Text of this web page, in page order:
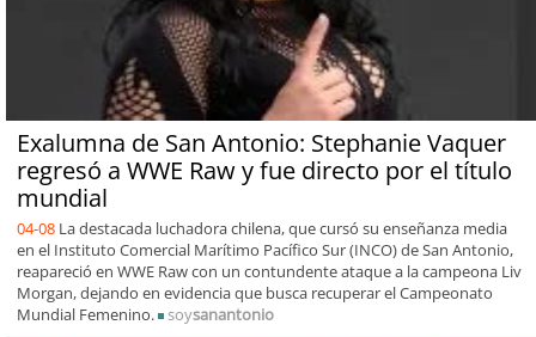
Exalumna de San Antonio: Stephanie Vaquer
regresó a WWE Raw y fue directo por el título
mundial
04-08 La destacada luchadora chilena, que cursó su enseñanza media
en el Instituto Comercial Marítimo Pacífico Sur (INCO) de San Antonio,
reapareció en WWE Raw con un contundente ataque a la campeona Liv
Morgan, dejando en evidencia que busca recuperar el Campeonato
Mundial Femenino.
soysanantonio